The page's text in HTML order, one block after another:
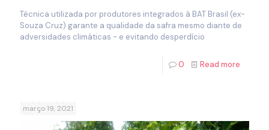
Técnica utilizada por produtores integrados à BAT Brasil (ex-
Souza Cruz) garante a qualidade da safra mesmo diante de
adversidades climáticas - e evitando desperdício
0 Read more
março 19, 2021